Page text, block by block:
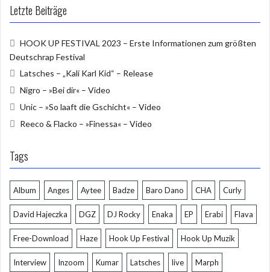
e
o
o
k
itt
u
b
e
Letzte Beiträge
HOOK UP FESTIVAL 2023 – Erste Informationen zum größten
Deutschrap Festival
Latsches – „Kali Karl Kid“ – Release
Nigro – »Bei dir« – Video
Unic – »So laaft die Gschicht« – Video
Reeco & Flacko – »Finessa« – Video
Tags
Album Anges Aytee Badze Baro Dano CHA Curly
David Hajeczka DGZ DJ Rocky Enaka EP Erabi Flava
Free-Download Haze Hook Up Festival Hook Up Muzik
Interview Inzoom Kumar Latsches live Marph